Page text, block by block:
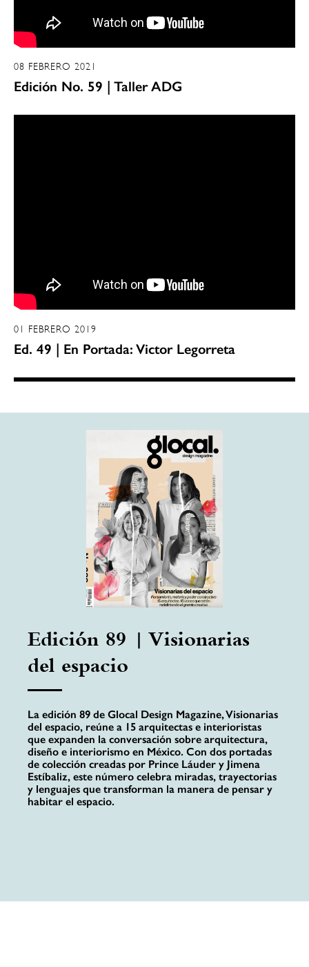
08 FEBRERO 2021
Edición No. 59 | Taller ADG
01 FEBRERO 2019
Ed. 49 | En Portada: Victor Legorreta
Edición 89 | Visionarias
del espacio
La edición 89 de Glocal Design Magazine, Visionarias
del espacio, reúne a 15 arquitectas e interioristas
que expanden la conversación sobre arquitectura,
diseño e interiorismo en México. Con dos portadas
de colección creadas por Prince Láuder y Jimena
Estíbaliz, este número celebra miradas, trayectorias
y lenguajes que transforman la manera de pensar y
habitar el espacio.